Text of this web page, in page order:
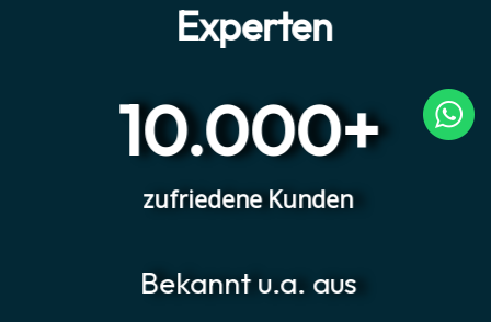
Experten
10.000+
zufriedene Kunden
Bekannt u.a. aus